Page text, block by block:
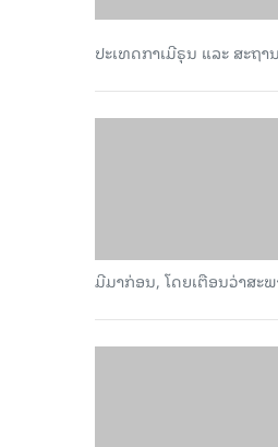
ປະເທດກາເ​ມີຣຸນ ແລະ ສະຖ
ມີມາກ່ອນ, ໂດຍເຕືອນວ່າສະ